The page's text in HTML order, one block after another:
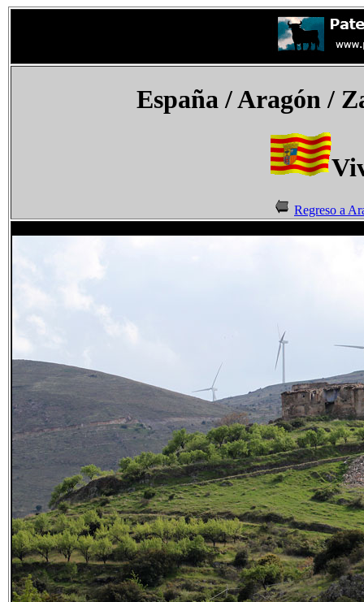
España/ Aragón /
Regreso a